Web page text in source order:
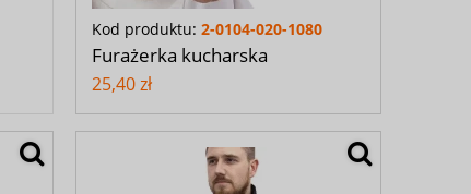
Kod produktu: 2-0104-020-1080
Furażerka kucharska
25,40 zł